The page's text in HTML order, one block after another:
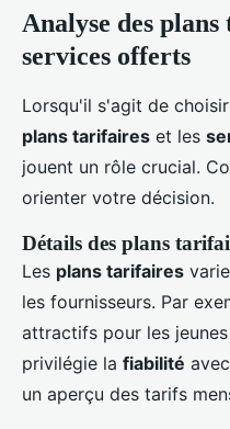
Analyse des
services offerts
Lorsqu'il s'agit de
plans tarifaires et les
jouent un rôle crucial.
orienter votre décision.
Détails des plans
Les plans tarifaires
les fournisseurs. Par
attractifs pour les
privilégie la fiabilité
un aperçu des tarifs